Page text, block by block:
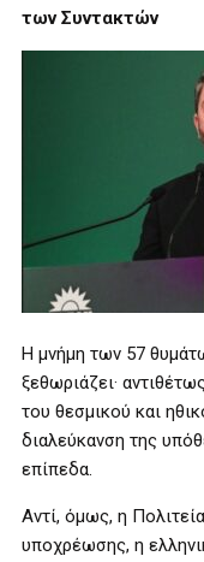
των Συντακτών
Η μνήμη των 57
ξεθωριάζει·
του θεσμικού και
διαλεύκανση της
επίπεδα.
Αντί, όμως, η
υποχρέωσης, η